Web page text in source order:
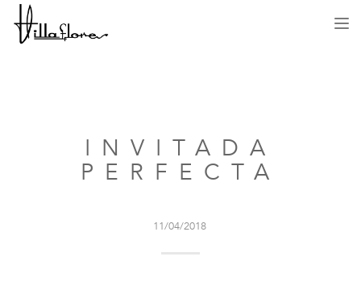
INVITADA
PERFECTA
11/04/2018